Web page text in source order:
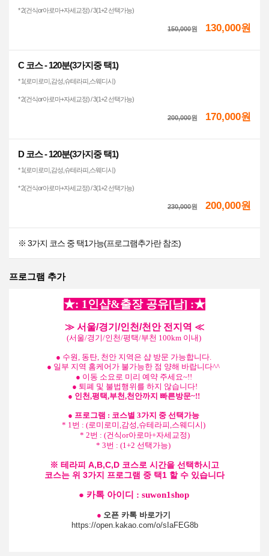
* 2(건식or아로마+자세교정) / 3(1+2 선택가능)
150,000원 130,000원
C 코스 - 120분(3가지중 택1)
* 1(로미로미,감성,슈테라피,스웨디시)
* 2(건식or아로마+자세교정) / 3(1+2 선택가능)
200,000원 170,000원
D 코스 - 120분(3가지중 택1)
* 1(로미로미,감성,슈테라피,스웨디시)
* 2(건식or아로마+자세교정) / 3(1+2 선택가능)
230,000원 200,000원
※ 3가지 코스 중 택1가능(프로그램추가란 참조)
프로그램 추가
★: 1인샵&출장 공유[남] :★
≫ 서울/경기/인천/천안 전지역 ≪
(서울/경기/인천/평택/부천 100km 이내)
● 수원, 동탄, 천안 지역은 샵 방문 가능합니다.
● 일부 지역 홈케어가 불가능한 점 양해 바랍니다^^
● 이동 소요로 미리 예약 주세요~!!
● 퇴폐 및 불법행위를 하지 않습니다​!
● 인천,평택,부천,천안까지 빠른방문~!!
● 프로그램 : 코스별 3가지 중 선택가능
* 1번 : (로미로미,감성,슈테라피,스웨디시)
* 2번 : (건식or아로마+자세교정)
* 3번 : (1+2 선택가능)
※ 테라피 A,B,C,D 코스로 시간을 선택하시고
코스는 위 3가지 프로그램 중 택1 할 수 있습니다
● 카톡 아이디 : suwon1shop
● 오픈 카톡 바로가기
https://open.kakao.com/o/sIaFEG8b